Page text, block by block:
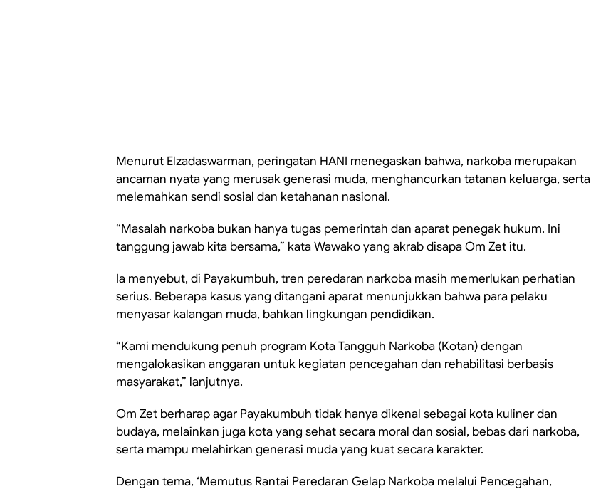
Menurut Elzadaswarman, peringatan HANI menegaskan bahwa, narkoba merupakan
ancaman nyata yang merusak generasi muda, menghancurkan tatanan keluarga, serta
melemahkan sendi sosial dan ketahanan nasional.
“Masalah narkoba bukan hanya tugas pemerintah dan aparat penegak hukum. Ini
tanggung jawab kita bersama,” kata Wawako yang akrab disapa Om Zet itu.
Ia menyebut, di Payakumbuh, tren peredaran narkoba masih memerlukan perhatian
serius. Beberapa kasus yang ditangani aparat menunjukkan bahwa para pelaku
menyasar kalangan muda, bahkan lingkungan pendidikan.
“Kami mendukung penuh program Kota Tangguh Narkoba (Kotan) dengan
mengalokasikan anggaran untuk kegiatan pencegahan dan rehabilitasi berbasis
masyarakat,” lanjutnya.
Om Zet berharap agar Payakumbuh tidak hanya dikenal sebagai kota kuliner dan
budaya, melainkan juga kota yang sehat secara moral dan sosial, bebas dari narkoba,
serta mampu melahirkan generasi muda yang kuat secara karakter.
Dengan tema, ‘Memutus Rantai Peredaran Gelap Narkoba melalui Pencegahan,